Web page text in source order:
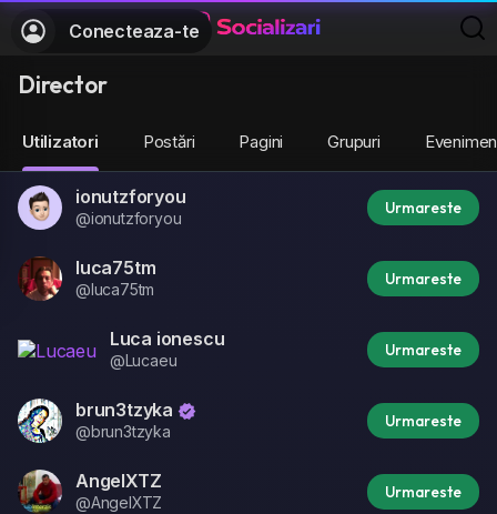
Conecteaza-te
Director
Utilizatori Postări Pagini Grupuri
ionutzforyou
@ionutzforyou
Urmareste
luca75tm
@luca75tm
Urmareste
Luca ionescu
@Lucaeu
Urmareste
brun3tzyka
@brun3tzyka
Urmareste
AngelXTZ
@AngelXTZ
Urmareste